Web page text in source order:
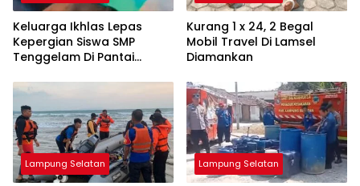
Keluarga Ikhlas Lepas
Kepergian Siswa SMP
Tenggelam Di Pantai
Kurang 1 x 24, 2 Begal
Mobil Travel Di Lamsel
Diamankan
Lampung Selatan Lampung Selatan